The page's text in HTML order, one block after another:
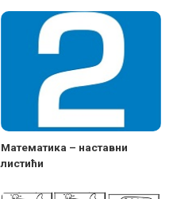
Математика – наставни
листићи